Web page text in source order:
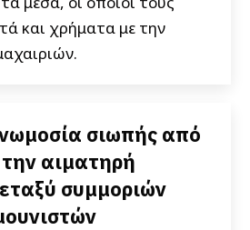
και χρήματα με την
σιωπής από
αιματηρή
συμμοριών